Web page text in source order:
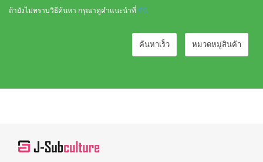
ถ้ายังไม่ทราบวิธีค้นหา กรุณาดูคำแนะนำที่ ที่นี่
ค้นหาเร็ว หมวดหมู่สินค้า